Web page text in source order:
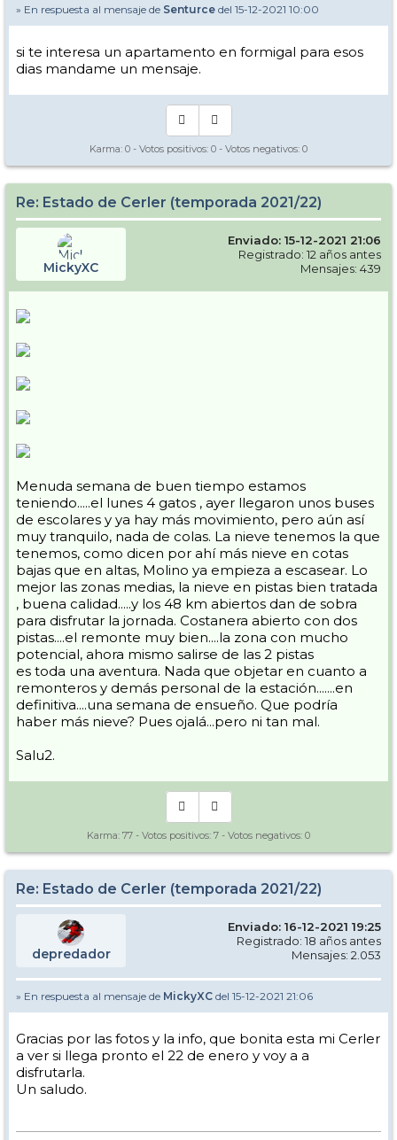
» En respuesta al mensaje de Senturce del 15-12-2021 10:00
si te interesa un apartamento en formigal para esos
dias mandame un mensaje.
Karma: 0 - Votos positivos: 0 - Votos negativos: 0
Re: Estado de Cerler (temporada 2021/22)
MickyXC
Enviado: 15-12-2021 21:06
Registrado: 12 años antes
Mensajes: 439
Menuda semana de buen tiempo estamos
teniendo.....el lunes 4 gatos , ayer llegaron unos buses
de escolares y ya hay más movimiento, pero aún así
muy tranquilo, nada de colas. La nieve tenemos la que
tenemos, como dicen por ahí más nieve en cotas
bajas que en altas, Molino ya empieza a escasear. Lo
mejor las zonas medias, la nieve en pistas bien tratada
, buena calidad.....y los 48 km abiertos dan de sobra
para disfrutar la jornada. Costanera abierto con dos
pistas....el remonte muy bien....la zona con mucho
potencial, ahora mismo salirse de las 2 pistas
es toda una aventura. Nada que objetar en cuanto a
remonteros y demás personal de la estación.......en
definitiva....una semana de ensueño. Que podría
haber más nieve? Pues ojalá...pero ni tan mal.
Salu2.
Karma: 77 - Votos positivos: 7 - Votos negativos: 0
Re: Estado de Cerler (temporada 2021/22)
depredador
Enviado: 16-12-2021 19:25
Registrado: 18 años antes
Mensajes: 2.053
» En respuesta al mensaje de MickyXC del 15-12-2021 21:06
Gracias por las fotos y la info, que bonita esta mi Cerler
a ver si llega pronto el 22 de enero y voy a a
disfrutarla.
Un saludo.